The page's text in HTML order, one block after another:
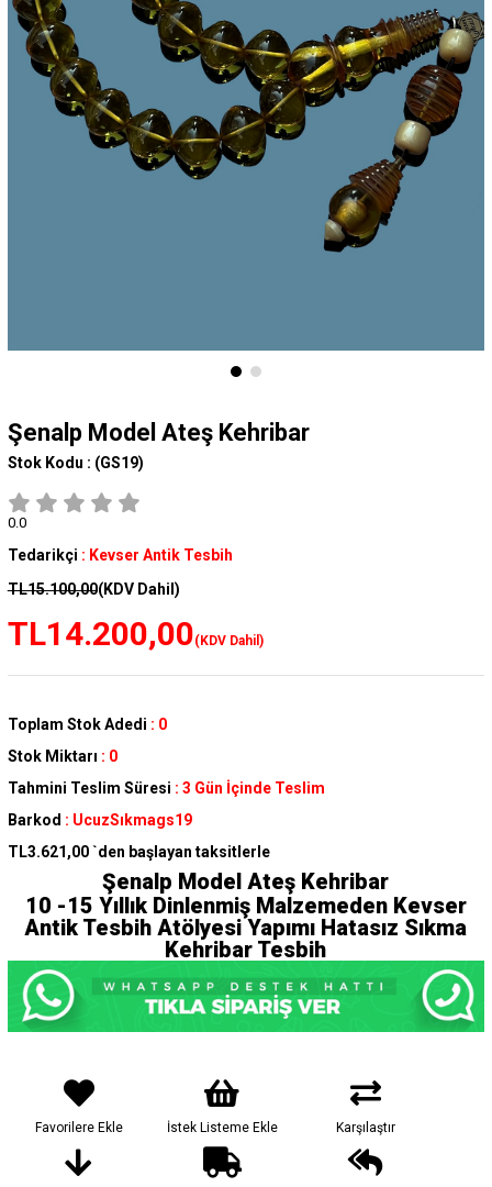
Şenalp Model Ateş Kehribar
Stok Kodu : (GS19)
0.0
Tedarikçi : Kevser Antik Tesbih
TL15.100,00(KDV Dahil)
TL14.200,00(KDV Dahil)
Toplam Stok Adedi : 0
Stok Miktarı : 0
Tahmini Teslim Süresi : 3 Gün İçinde Teslim
Barkod : UcuzSıkmags19
TL3.621,00 `den başlayan taksitlerle
Şenalp Model Ateş Kehribar
10 -15 Yıllık Dinlenmiş Malzemeden Kevser
Antik Tesbih Atölyesi Yapımı Hatasız Sıkma
Kehribar Tesbih
Favorilere Ekle İstek Listeme Ekle Karşılaştır